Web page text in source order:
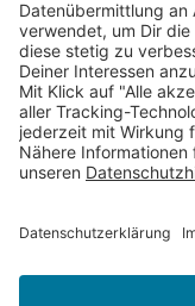
Folge uns auf
*
Deutschlands
** Lieferzeit 1-3
Thienemann-Esslinger